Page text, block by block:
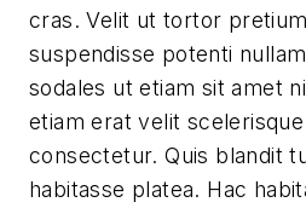
cras. Velit ut tortor
suspendisse potenti
sodales ut etiam sit amet
etiam erat velit
consectetur. Quis blandit
habitasse platea. Hac